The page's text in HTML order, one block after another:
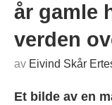
år gamle
verden
av Eivind Skår
Et bilde av en